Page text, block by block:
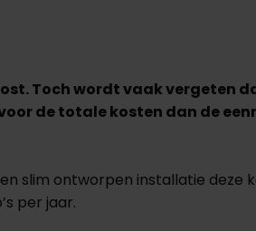
Toch wordt vaak vergeten
de totale kosten dan de
slim ontworpen installatie deze
per jaar.